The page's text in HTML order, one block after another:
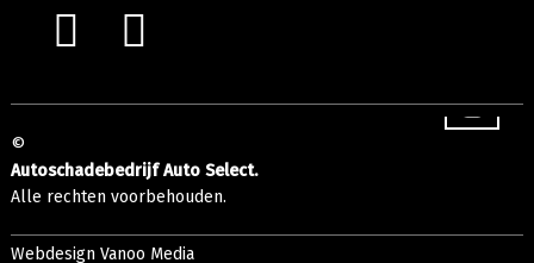
©
Autoschadebedrijf Auto Select.
Alle rechten voorbehouden.
Webdesign Vanoo Media